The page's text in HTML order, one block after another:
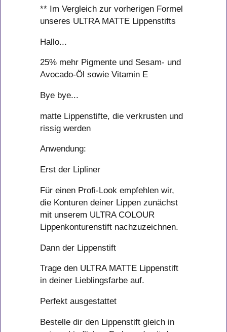
** Im Vergleich zur vorherigen Formel
unseres ULTRA MATTE Lippenstifts
Hallo...
25% mehr Pigmente und Sesam- und
Avocado-Öl sowie Vitamin E
Bye bye...
matte Lippenstifte, die verkrusten und
rissig werden
Anwendung:
Erst der Lipliner
Für einen Profi-Look empfehlen wir,
die Konturen deiner Lippen zunächst
mit unserem ULTRA COLOUR
Lippenkonturenstift nachzuzeichnen.
Dann der Lippenstift
Trage den ULTRA MATTE Lippenstift
in deiner Lieblingsfarbe auf.
Perfekt ausgestattet
Bestelle dir den Lippenstift gleich in